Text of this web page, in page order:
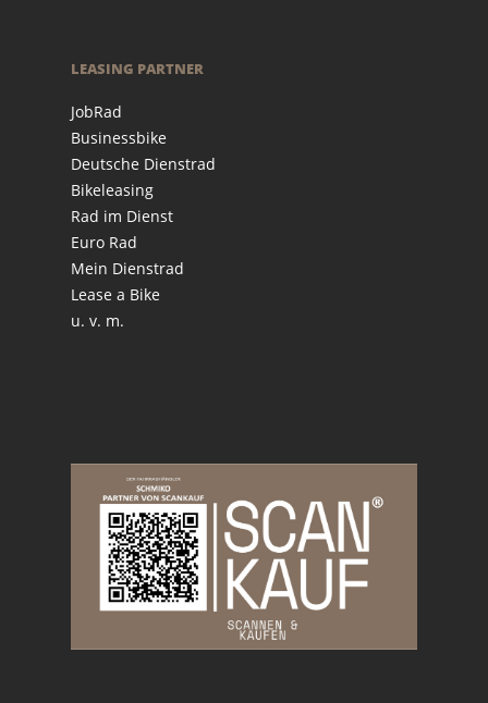
LEASING PARTNER
JobRad
Businessbike
Deutsche Dienstrad
Bikeleasing
Rad im Dienst
Euro Rad
Mein Dienstrad
Lease a Bike
u. v. m.